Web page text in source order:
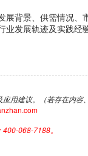
展背景、供需情况、
业发展轨迹及实践经
用建议。（若存在内容
068-7188。